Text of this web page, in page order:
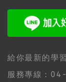
給你最新的學
服務專線：